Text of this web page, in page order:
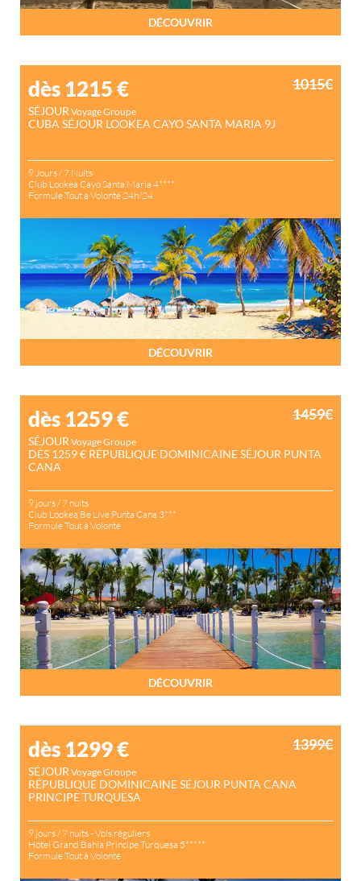
DÉCOUVRIR
dès 1215€
SÉJOUR Voyage Groupe
CUBA SÉJOUR LOOKEA CAYO SANTA MARIA 9J
9 Jours / 7 Nuits
Club Lookea Cayo Santa Maria 4****
Formule Tout à Volonté 24h/24
DÉCOUVRIR
1015€
dès 1259€
SÉJOUR Voyage Groupe
DÈS 1259 € RÉPUBLIQUE DOMINICAINE SÉJOUR PUNTA
CANA
9 jours / 7 nuits
Club Lookea Be Live Punta Cana 3***
Formule Tout à Volonté
DÉCOUVRIR
1459€
dès 1299€
SÉJOUR Voyage Groupe
RÉPUBLIQUE DOMINICAINE SÉJOUR PUNTA CANA
PRINCIPE TURQUESA
9 jours / 7 nuits - Vols réguliers
Hôtel Grand Bahia Principe Turquesa 5*****
Formule Tout à Volonté
1399€